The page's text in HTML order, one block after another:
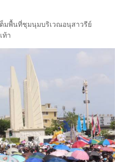
มพื้นที่ชุมนุมบริเวณอนุสาวรีย์
ท้า